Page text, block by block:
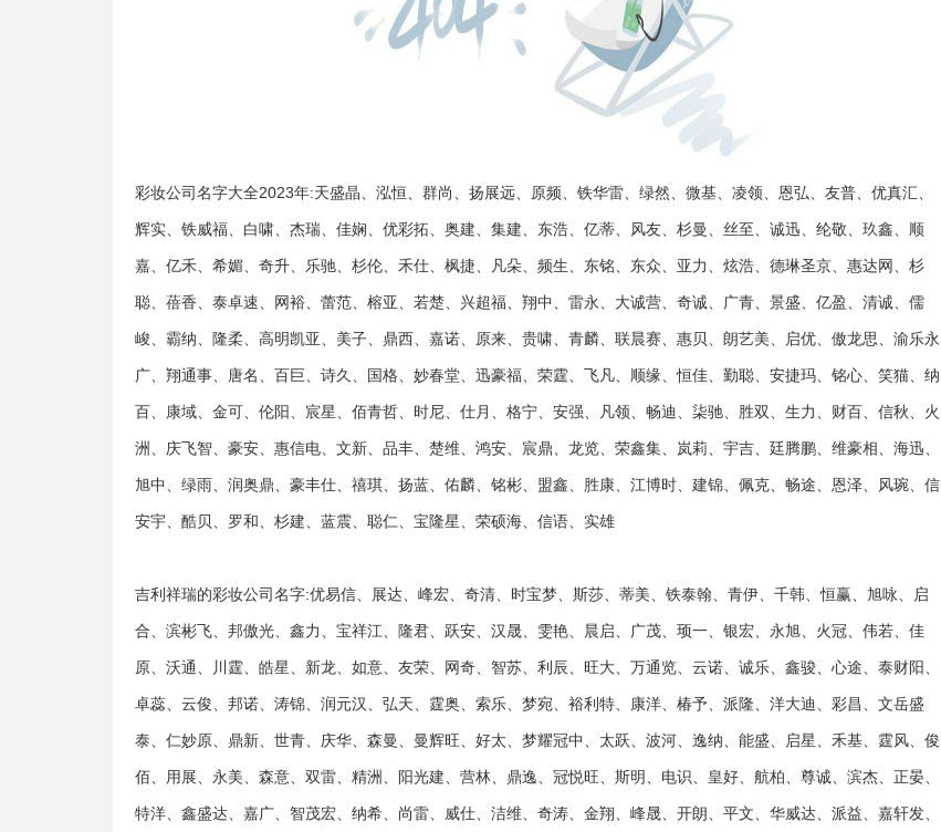
彩妆公司名字大全2023年:天盛晶、泓恒、群尚、扬展远、原频、铁华雷、绿然、微基、凌领、恩弘、友普、优真汇、
辉实、铁威福、白啸、杰瑞、佳娴、优彩拓、奥建、集建、东浩、亿蒂、风友、杉曼、丝至、诚迅、纶敬、玖鑫、顺
嘉、亿禾、希媚、奇升、乐驰、杉伦、禾仕、枫捷、凡朵、频生、东铭、东众、亚力、炫浩、德琳圣京、惠达网、杉
聪、蓓香、泰卓速、网裕、蕾范、榕亚、若楚、兴超福、翔中、雷永、大诚营、奇诚、广青、景盛、亿盈、清诚、儒
峻、霸纳、隆柔、高明凯亚、美子、鼎西、嘉诺、原来、贵啸、青麟、联晨赛、惠贝、朗艺美、启优、傲龙思、渝乐永
广、翔通事、唐名、百巨、诗久、国格、妙春堂、迅豪福、荣霆、飞凡、顺缘、恒佳、勤聪、安捷玛、铭心、笑猫、纳
百、康域、金可、伦阳、宸星、佰青哲、时尼、仕月、格宁、安强、凡领、畅迪、柒驰、胜双、生力、财百、信秋、火
洲、庆飞智、豪安、惠信电、文新、品丰、楚维、鸿安、宸鼎、龙览、荣鑫集、岚莉、宇吉、廷腾鹏、维豪相、海迅、
旭中、绿雨、润奥鼎、豪丰仕、禧琪、扬蓝、佑麟、铭彬、盟鑫、胜康、江博时、建锦、佩克、畅途、恩泽、风琬、信
安宇、酷贝、罗和、杉建、蓝震、聪仁、宝隆星、荣硕海、信语、实雄
吉利祥瑞的彩妆公司名字:优易信、展达、峰宏、奇清、时宝梦、斯莎、蒂美、铁泰翰、青伊、千韩、恒赢、旭咏、启
合、滨彬飞、邦傲光、鑫力、宝祥江、隆君、跃安、汉晟、雯艳、晨启、广茂、顼一、银宏、永旭、火冠、伟若、佳
原、沃通、川霆、皓星、新龙、如意、友荣、网奇、智苏、利辰、旺大、万通览、云诺、诚乐、鑫骏、心途、泰财阳、
卓蕊、云俊、邦诺、涛锦、润元汉、弘天、霆奥、索乐、梦宛、裕利特、康洋、椿予、派隆、洋大迪、彩昌、文岳盛
泰、仁妙原、鼎新、世青、庆华、森曼、曼辉旺、好太、梦耀冠中、太跃、波河、逸纳、能盛、启星、禾基、霆风、俊
佰、用展、永美、森意、双雷、精洲、阳光建、营林、鼎逸、冠悦旺、斯明、电识、皇好、航柏、尊诚、滨杰、正晏、
特洋、鑫盛达、嘉广、智茂宏、纳希、尚雷、威仕、洁维、奇涛、金翔、峰晟、开朗、平文、华威达、派益、嘉轩发、